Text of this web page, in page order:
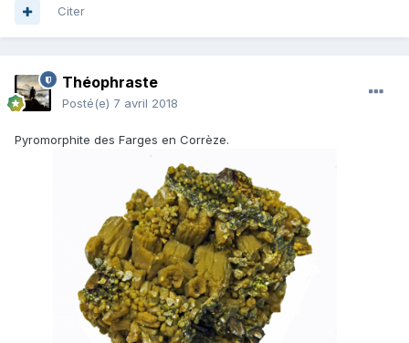
Citer
Théophraste
Posté(e) 7 avril 2018
Pyromorphite des Farges en Corrèze.